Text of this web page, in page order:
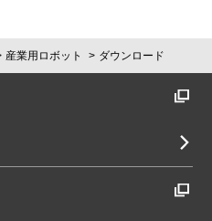
産業用ロボット ダウンロード